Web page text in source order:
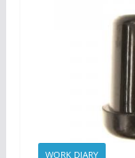
WORK DIARY